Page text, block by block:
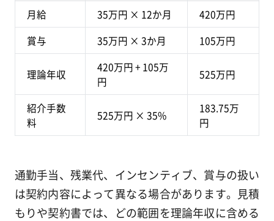
月給
35万円 × 12か月
420万円
賞与
35万円 × 3か月 105万円
理論年収
420万円 + 105万
円
525万円
紹介手数
料
525万円 × 35%
183.75万
円
通勤手当、残業代、インセンティブ、賞与の扱い
は契約内容によって異なる場合があります。見積
もりや契約書では、どの範囲を理論年収に含める